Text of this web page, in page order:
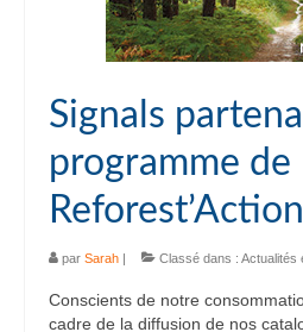
Signals
programme de
Reforest’Action
par Sarah | Classé dans : Actualités
Conscients de notre
cadre de la diffusion de nos